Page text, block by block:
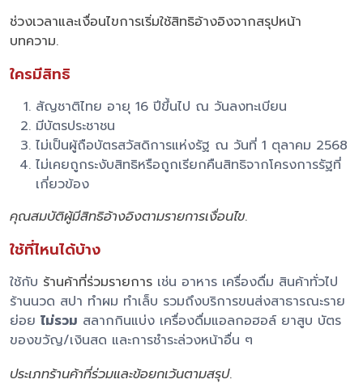
ช่วงเวลาและเงื่อนไขการเริ่มใช้สิทธิอ้างอิงจากสรุปหน้า
บทความ.
ใครมีสิทธิ
สัญชาติไทย อายุ 16 ปีขึ้นไป ณ วันลงทะเบียน
มีบัตรประชาชน
ไม่เป็นผู้ถือบัตรสวัสดิการแห่งรัฐ ณ วันที่ 1 ตุลาคม 2568
ไม่เคยถูกระงับสิทธิหรือถูกเรียกคืนสิทธิจากโครงการรัฐที่
เกี่ยวข้อง
คุณสมบัติผู้มีสิทธิอ้างอิงตามรายการเงื่อนไข.
ใช้ที่ไหนได้บ้าง
ใช้กับ ร้านค้าที่ร่วมรายการ เช่น อาหาร เครื่องดื่ม สินค้าทั่วไป
ร้านนวด สปา ทำผม ทำเล็บ รวมถึงบริการขนส่งสาธารณะราย
ย่อย ไม่รวม สลากกินแบ่ง เครื่องดื่มแอลกอฮอล์ ยาสูบ บัตร
ของขวัญ/เงินสด และการชำระล่วงหน้าอื่น ๆ
ประเภทร้านค้าที่ร่วมและข้อยกเว้นตามสรุป.